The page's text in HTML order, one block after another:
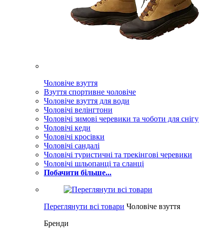
Чоловіче взуття
Взуття спортивне чоловіче
Чоловіче взуття для води
Чоловічі велінгтони
Чоловічі зимові черевики та чоботи для снігу
Чоловічі кеди
Чоловічі кросівки
Чоловічі сандалі
Чоловічі туристичні та трекінгові черевики
Чоловічі шльопанці та сланці
Побачити більше...
Переглянути всі товари Чоловіче взуття
Бренди